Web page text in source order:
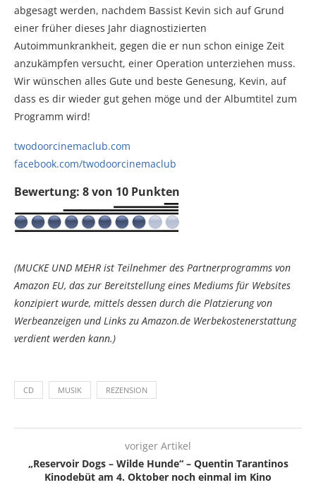
abgesagt werden, nachdem Bassist Kevin sich auf Grund
einer früher dieses Jahr diagnostizierten
Autoimmunkrankheit, gegen die er nun schon einige Zeit
anzukämpfen versucht, einer Operation unterziehen muss.
Wir wünschen alles Gute und beste Genesung, Kevin, auf
dass es dir wieder gut gehen möge und der Albumtitel zum
Programm wird!
twodoorcinemaclub.com
facebook.com/twodoorcinemaclub
Bewertung: 8 von 10 Punkten
(MUCKE UND MEHR ist Teilnehmer des Partnerprogramms von
Amazon EU, das zur Bereitstellung eines Mediums für Websites
konzipiert wurde, mittels dessen durch die Platzierung von
Werbeanzeigen und Links zu Amazon.de Werbekostenerstattung
verdient werden kann.)
CD MUSIK REZENSION
voriger Artikel
„Reservoir Dogs – Wilde Hunde“ – Quentin Tarantinos
Kinodebüt am 4. Oktober noch einmal im Kino